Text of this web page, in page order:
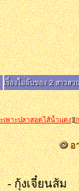
เพาะปลาสอดไส้น้ำแดง][
อ
- กุ้งเ